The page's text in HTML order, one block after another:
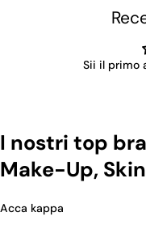
Sii il primo
I nostri top
Make-Up,
Acca kappa